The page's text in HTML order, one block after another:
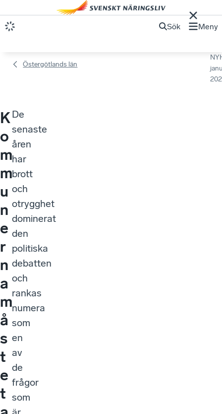
Sök Meny
Östergötlands län
K
o
m
m
u
n
e
r
n
a
m
å
s
t
e
t
De
senaste
åren
har
brott
och
otrygghet
dominerat
den
politiska
debatten
och
rankas
numera
som
en
av
de
frågor
som